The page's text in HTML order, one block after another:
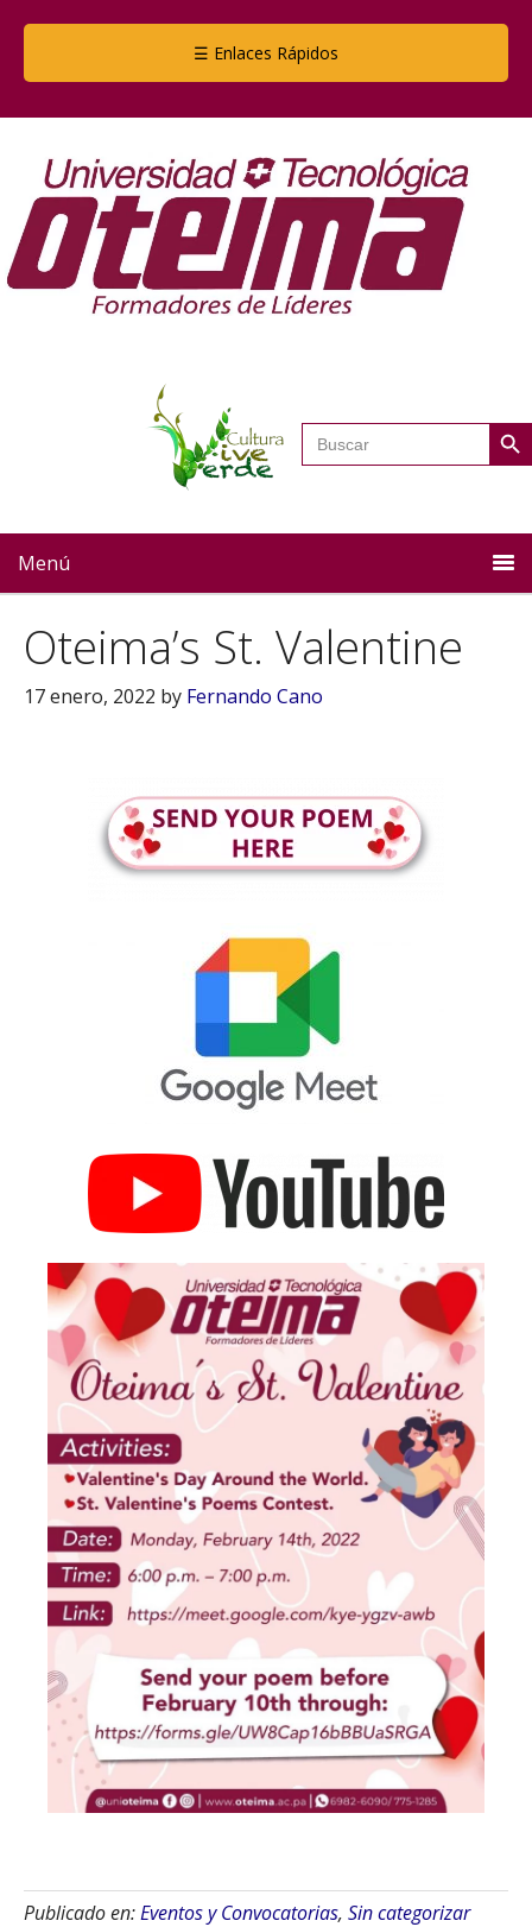
☰ Enlaces Rápidos
Buscar: Botón
Menú
Oteima’s St. Valentine
17 enero, 2022 by Fernando Cano
Publicado en:Eventos y Convocatorias, Sin categorizar